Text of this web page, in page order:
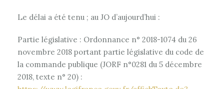
Le délai a été tenu ; au JO d’aujourd’hui :
Partie législative : Ordonnance n° 2018-1074 du 26
novembre 2018 portant partie législative du code de
la commande publique (JORF n°0281 du 5 décembre
2018, texte n° 20) :